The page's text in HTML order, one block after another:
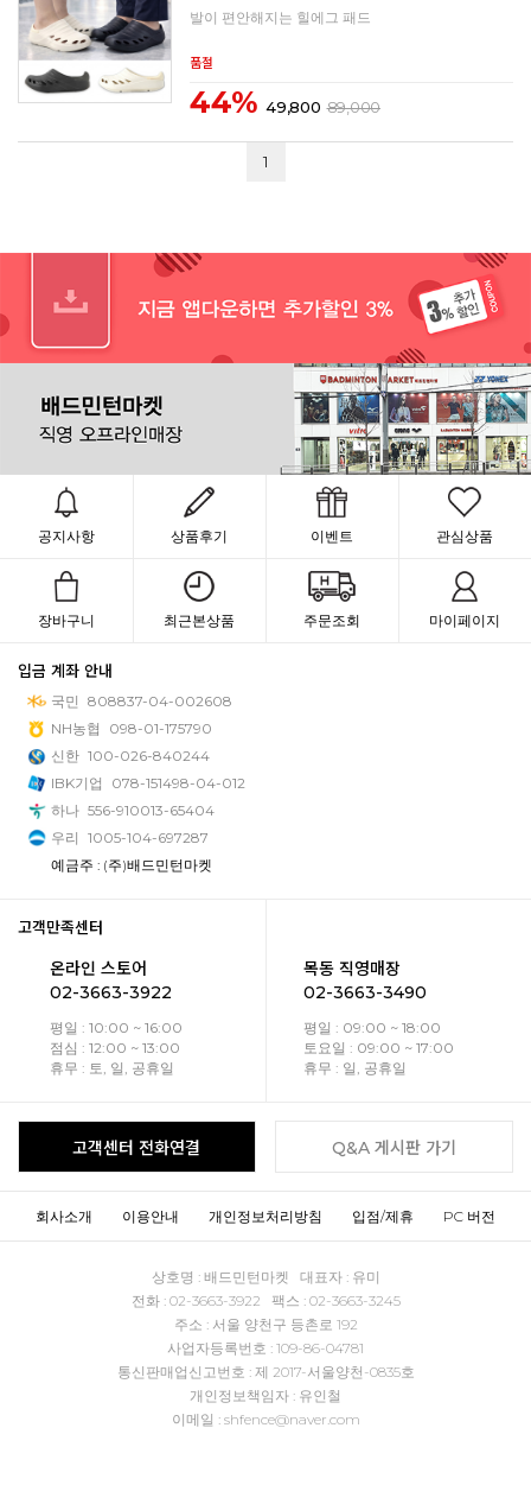
발이 편안해지는 힐에그 패드
44% 49,800 89,000
품절
1
공지사항 상품후기 이벤트 관심상품
장바구니 최근본상품 주문조회 마이페이지
입금 계좌 안내
국민 808837-04-002608
NH농협
098-01-175790
신한 100-026-840244
IBK기업
078-151498-04-012
하나 556-910013-65404
우리 1005-104-697287
예금주 : (주)배드민턴마켓
고객만족센터
온라인 스토어
02-3663-3922
평일 : 10:00 ~ 16:00
점심 : 12:00 ~ 13:00
휴무 : 토, 일, 공휴일
목동 직영매장
02-3663-3490
평일 : 09:00 ~ 18:00
토요일 : 09:00 ~ 17:00
휴무 : 일, 공휴일
고객센터 전화연결 Q&A 게시판 가기
회사소개 이용안내 개인정보처리방침 입점/제휴 PC 버전
상호명 : 배드민턴마켓 대표자 : 유미
전화 : 02-3663-3922 팩스 : 02-3663-3245
주소 : 서울 양천구 등촌로 192
사업자등록번호 : 109-86-04781
통신판매업신고번호 : 제 2017-서울양천-0835호
개인정보책임자 : 유인철
이메일 : shfence@naver.com